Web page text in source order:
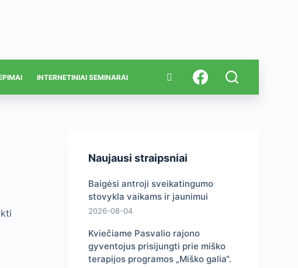
INTERNETINIAI SEMINARAI
Naujausi straipsniai
Baigėsi antroji sveikatingumo
stovykla vaikams ir jaunimui
2026-08-04
Kviečiame Pasvalio rajono
gyventojus prisijungti prie miško
terapijos programos „Miško galia“.